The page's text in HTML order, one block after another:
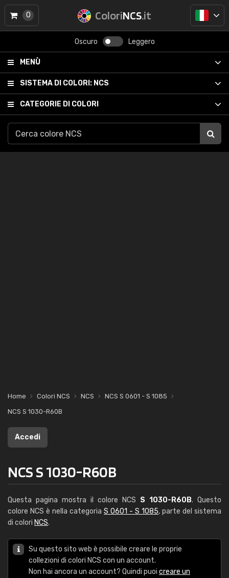
ColoriNCS.it
Oscuro Leggero
MENÙ
SISTEMA DI COLORI: NCS
CATEGORIE DI COLORI
0
Home Colori NCS NCS
NCS S 0601 - S 1085
NCS S 1030-R60B
Accedi
NCS S 1030-R60B
Questa pagina mostra il colore NCS S 1030-R60B. Questo
colore NCS è nella categoria S 0601 - S 1085, parte del sistema
di colori NCS.
Su questo sito web è possibile creare le proprie
collezioni di colori NCS con un account.
Non hai ancora un account? Quindi puoi creare un